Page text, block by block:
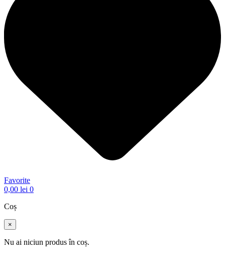
Favorite
0,00 lei 0
Coș
×
Nu ai niciun produs în coș.